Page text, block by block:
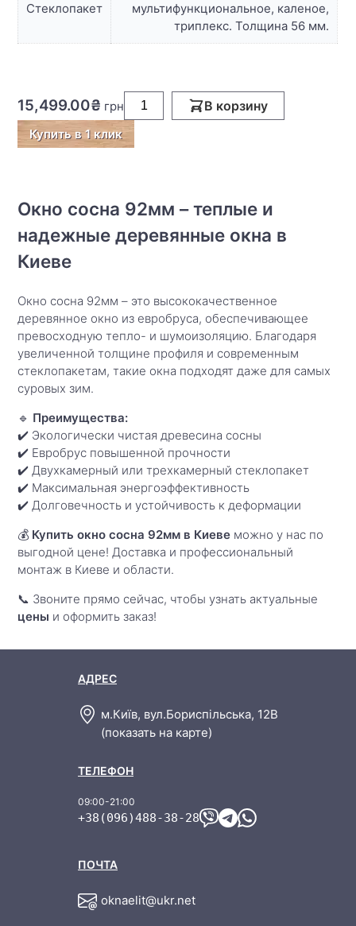
Стеклопакет
мультифункциональное, каленое,
триплекс. Толщина 56 мм.
15,499.00₴ В корзину
Купить в 1 клик
Окно сосна 92мм – теплые и
надежные деревянные окна в
Киеве
Окно сосна 92мм – это высококачественное
деревянное окно из евробруса, обеспечивающее
превосходную тепло- и шумоизоляцию. Благодаря
увеличенной толщине профиля и современным
стеклопакетам, такие окна подходят даже для самых
суровых зим.
🔹 Преимущества:
✔️ Экологически чистая древесина сосны
✔️ Евробрус повышенной прочности
✔️ Двухкамерный или трехкамерный стеклопакет
✔️ Максимальная энергоэффективность
✔️ Долговечность и устойчивость к деформации
💰 Купить окно сосна 92мм в Киеве можно у нас по
выгодной цене! Доставка и профессиональный
монтаж в Киеве и области.
📞 Звоните прямо сейчас, чтобы узнать актуальные
цены и оформить заказ!
м.Київ, вул.Бориспільська, 12В
(показать на карте)
+38(096)488-38-28
oknaelit@ukr.net